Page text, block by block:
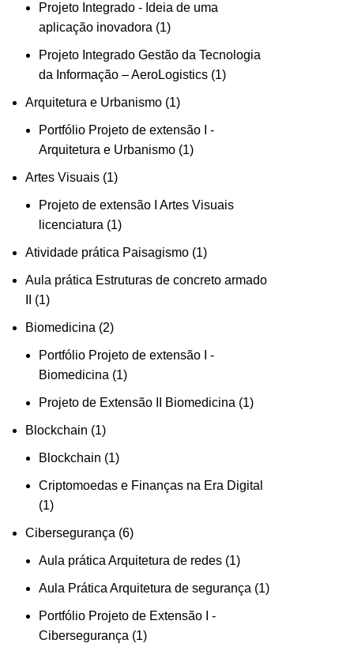
Projeto Integrado - Ideia de uma
aplicação inovadora
1
Projeto Integrado Gestão da Tecnologia
da Informação – AeroLogistics 1
Arquitetura e Urbanismo 1
Portfólio Projeto de extensão I -
Arquitetura e Urbanismo 1
Artes Visuais 1
Projeto de extensão I Artes Visuais
licenciatura
1
Atividade prática Paisagismo 1
Aula prática Estruturas de concreto armado
1
Biomedicina 2
Portfólio Projeto de extensão I -
Biomedicina
1
Projeto de Extensão II Biomedicina 1
Blockchain 1
Blockchain 1
Criptomoedas e Finanças na Era Digital
1
Cibersegurança 6
Aula prática Arquitetura de redes 1
Aula Prática Arquitetura de segurança 1
Portfólio Projeto de Extensão I -
Cibersegurança
1